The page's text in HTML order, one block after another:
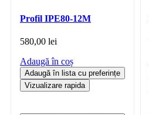
Profil IPE80-12M
580,00 lei
Adaugă în coș
Adaugă în lista cu preferințe
Vizualizare rapida